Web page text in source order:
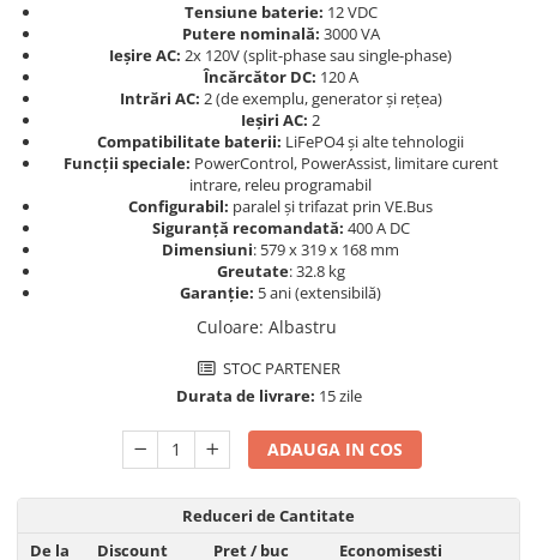
PWM
Convertoare de tensiune
Sisteme de stocare energie
LiFePO4
Pachete complete stocare energie
Sisteme de Stocare Comerciale
Sisteme fotovoltaice complete
Sisteme fotovoltaice de putere
mica (rulota/caravan/case de
Sisteme fotovoltaice profesionale
Pachete sisteme fotovoltaice
Statii de incarcare vehicule
Statii de incarcare
Prize de incarcare vehicule
Tensiune baterie: 12 VDC
Putere nominală: 3000 VA
Ieșire AC: 2x 120V (split-phase sau single-phase)
Încărcător DC: 120 A
Intrări AC: 2 (de exemplu, generator și rețea)
Ieșiri AC: 2
Compatibilitate baterii: LiFePO4 și alte tehnologii
Funcții speciale: PowerControl, PowerAssist, limitare curent
intrare, releu programabil
Configurabil: paralel și trifazat prin VE.Bus
Siguranță recomandată: 400 A DC
Dimensiuni: 579 x 319 x 168 mm
Greutate: 32.8 kg
Garanție: 5 ani (extensibilă)
Culoare: Albastru
STOC PARTENER
Durata de livrare: 15 zile
ADAUGA IN COS
Reduceri de Cantitate
De la
Discount Pret/ buc
Economisesti